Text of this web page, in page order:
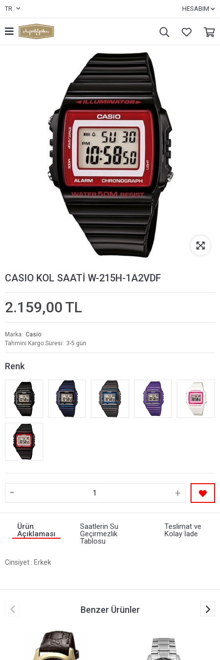
TR HESABIM
CASIO KOL SAATİ W-215H-1A2VDF
2.159,00 TL
Marka
Casio
Tahmini Kargo Süresi
3-5 gün
Renk
- +
Ürün
Açıklaması
Saatlerin Su
Geçirmezlik
Tablosu
Teslimat ve
Kolay İade
Cinsiyet : Erkek
Benzer Ürünler